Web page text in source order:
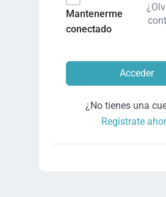
Mantenerme
conectado
Acceder
¿No tienes una
Regístrate